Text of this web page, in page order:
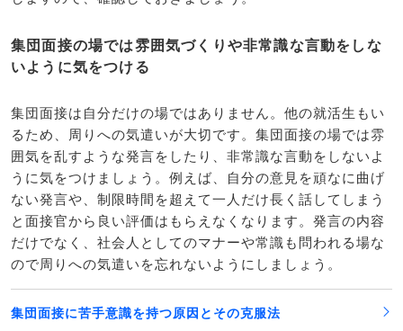
集団面接の場では雰囲気づくりや非常識な言動をしな
いように気をつける
集団面接は自分だけの場ではありません。他の就活生もい
るため、周りへの気遣いが大切です。集団面接の場では雰
囲気を乱すような発言をしたり、非常識な言動をしないよ
うに気をつけましょう。例えば、自分の意見を頑なに曲げ
ない発言や、制限時間を超えて一人だけ長く話してしまう
と面接官から良い評価はもらえなくなります。発言の内容
だけでなく、社会人としてのマナーや常識も問われる場な
ので周りへの気遣いを忘れないようにしましょう。
集団面接に苦手意識を持つ原因とその克服法